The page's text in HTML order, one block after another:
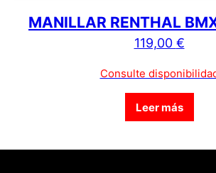
MANILLAR RENTHAL
119,00 €
Consulte
Leer más